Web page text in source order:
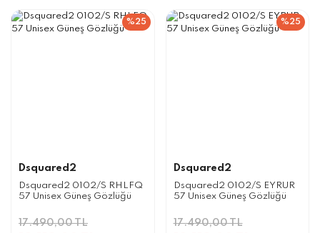
%25
Dsquared2
Dsquared2 0102/S RHLFQ
57 Unisex Güneş Gözlüğü
17.490,00 TL
%25
Dsquared2
Dsquared2 0102/S EYRUR
57 Unisex Güneş Gözlüğü
17.490,00 TL